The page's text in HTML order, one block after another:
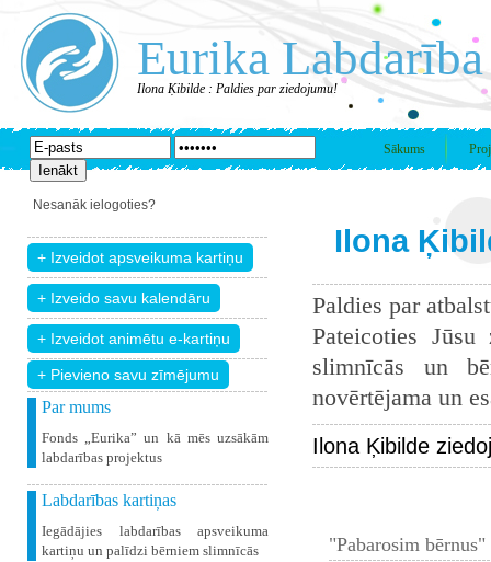
Eurika Labdarība
Ilona Ķibilde : Paldies par ziedojumu!
Sākums
Nesanāk ielogoties?
+ Pievieno savu zīmējumu
Par mums
Fonds „Eurika” un kā mēs uzsākām
labdarības projektus
Labdarības kartiņas
Iegādājies labdarības apsveikuma
kartiņu un palīdzi bērniem slimnīcās
Ilona
Paldies par
Pateicoties
slimnīcās un
novērtējama un
Ilona Ķibilde
"Pabarosim